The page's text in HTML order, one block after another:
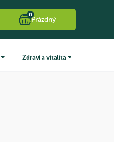
0
Prázdný
Zdraví a vitalita